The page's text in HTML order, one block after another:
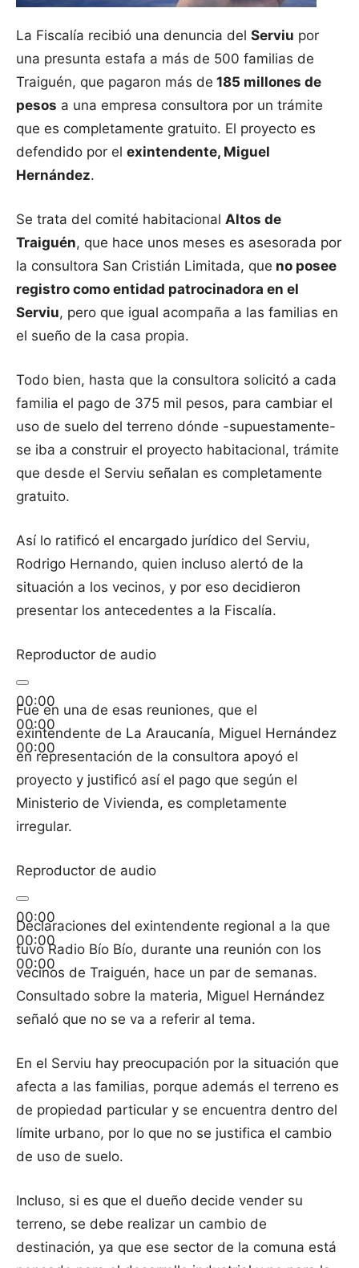
La Fiscalía recibió una denuncia del Serviu por
una presunta estafa a más de 500 familias de
Traiguén, que pagaron más de 185 millones de
pesos a una empresa consultora por un trámite
que es completamente gratuito. El proyecto es
defendido por el exintendente, Miguel
Hernández.
Se trata del comité habitacional Altos de
Traiguén, que hace unos meses es asesorada por
la consultora San Cristián Limitada, que no posee
registro como entidad patrocinadora en el
Serviu, pero que igual acompaña a las familias en
el sueño de la casa propia.
Todo bien, hasta que la consultora solicitó a cada
familia el pago de 375 mil pesos, para cambiar el
uso de suelo del terreno dónde -supuestamente-
se iba a construir el proyecto habitacional, trámite
que desde el Serviu señalan es completamente
gratuito.
Así lo ratificó el encargado jurídico del Serviu,
Rodrigo Hernando, quien incluso alertó de la
situación a los vecinos, y por eso decidieron
presentar los antecedentes a la Fiscalía.
Reproductor de audio
00:00
00:00
00:00
Fue en una de esas reuniones, que el
exintendente de La Araucanía, Miguel Hernández
en representación de la consultora apoyó el
proyecto y justificó así el pago que según el
Ministerio de Vivienda, es completamente
irregular.
Reproductor de audio
00:00
00:00
00:00
Declaraciones del exintendente regional a la que
tuvo Radio Bío Bío, durante una reunión con los
vecinos de Traiguén, hace un par de semanas.
Consultado sobre la materia, Miguel Hernández
señaló que no se va a referir al tema.
En el Serviu hay preocupación por la situación que
afecta a las familias, porque además el terreno es
de propiedad particular y se encuentra dentro del
límite urbano, por lo que no se justifica el cambio
de uso de suelo.
Incluso, si es que el dueño decide vender su
terreno, se debe realizar un cambio de
destinación, ya que ese sector de la comuna está